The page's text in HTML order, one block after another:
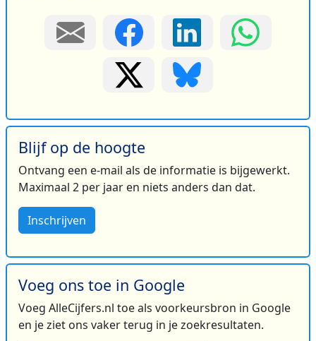
Blijf op de hoogte
Ontvang een e-mail als de informatie is bijgewerkt.
Maximaal 2 per jaar en niets anders dan dat.
Inschrijven
Voeg ons toe in Google
Voeg AlleCijfers.nl toe als voorkeursbron in Google
en je ziet ons vaker terug in je zoekresultaten.